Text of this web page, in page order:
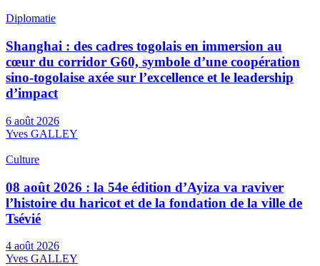
Diplomatie
Shanghai : des cadres togolais en immersion au
cœur du corridor G60, symbole d’une coopération
sino-togolaise axée sur l’excellence et le leadership
d’impact
6 août 2026
Yves GALLEY
Culture
08 août 2026 : la 54e édition d’Ayiza va raviver
l’histoire du haricot et de la fondation de la ville de
Tsévié
4 août 2026
Yves GALLEY